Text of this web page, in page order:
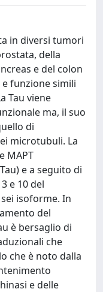
in diversi tumori
della
e del colon
funzione simili
Tau viene
ma, il suo
di
microtubuli. La
MAPT
e a seguito di
e 10 del
isoforme. In
del
è bersaglio di
che
che è noto dalla
e delle